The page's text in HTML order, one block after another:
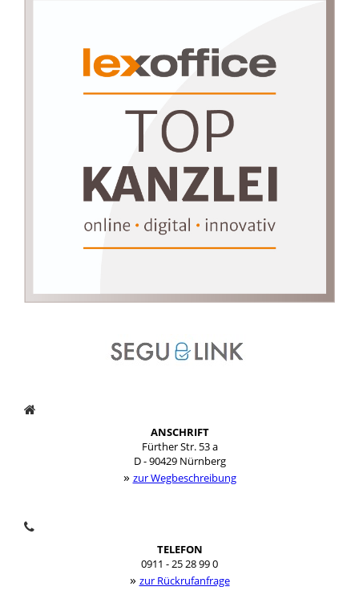
ANSCHRIFT
Fürther Str. 53 a
D - 90429 Nürnberg
» zur Wegbeschreibung
TELEFON
0911 - 25 28 99 0
» zur Rückrufanfrage